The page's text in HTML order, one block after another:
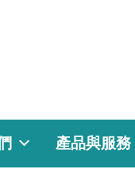
產品與服務